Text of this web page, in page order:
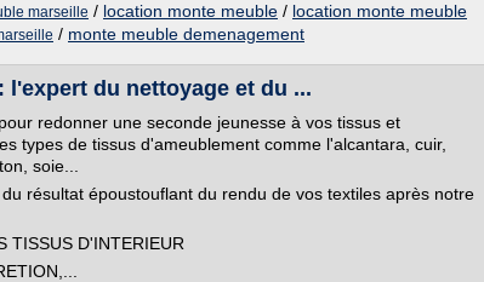
marseille / location monte meuble / location monte meuble
/ monte meuble demenagement
l'expert du nettoyage et du ...
redonner une seconde jeunesse à vos tissus et
types de tissus d'ameublement comme l'alcantara, cuir,
soie...
résultat époustouflant du rendu de vos textiles après notre
TISSUS D'INTERIEUR